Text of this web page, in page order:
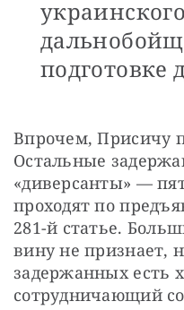
подготовке
Впрочем, Присичу
Остальные
«диверсанты» —
проходят по
281-й статье.
вину не признает,
задержанных есть
сотрудничающий